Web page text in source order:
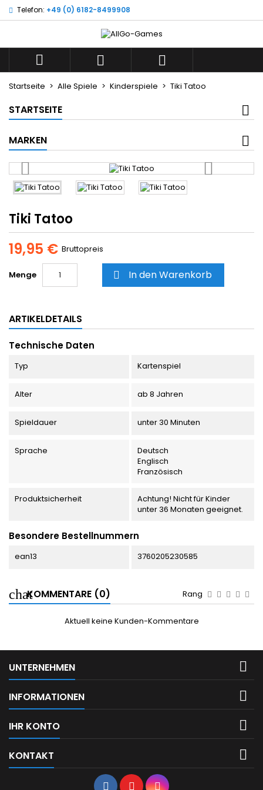
Telefon: +49 (0) 6182-8499908
  
Startseite Alle Spiele Kinderspiele Tiki Tatoo
STARTSEITE
MARKEN
Tiki Tatoo
19,95 € Bruttopreis
Menge  In den Warenkorb
ARTIKELDETAILS
Technische Daten
Typ Kartenspiel
Alter ab 8 Jahren
Spieldauer unter 30 Minuten
Sprache
Deutsch
Englisch
Französisch
Produktsicherheit
Achtung! Nicht für Kinder
unter 36 Monaten geeignet.
Besondere Bestellnummern
ean13 3760205230585
KOMMENTARE (0) Rang
Aktuell keine Kunden-Kommentare
UNTERNEHMEN 
INFORMATIONEN 
IHR KONTO 
KONTAKT 
Wunschliste ×
add_circle_outline
Neue Liste anlegen
((title)) ×
((label))
Anmelden ×
Sie müssen angemeldet sein, um Artikel Ihrer
Wunschliste hinzufügen zu können.
Facebook
YouTubeInstagram